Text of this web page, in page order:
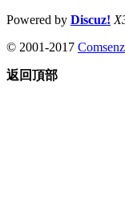
Powered by Discuz!
© 2001-2017
返回頂部